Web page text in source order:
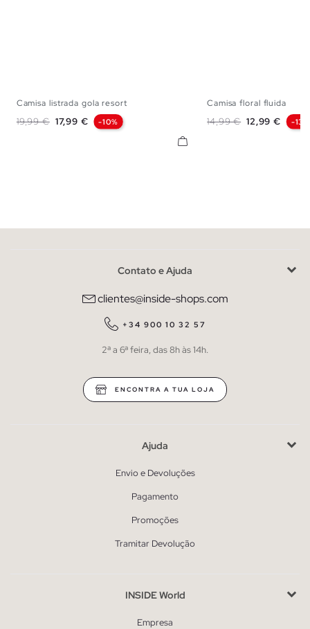
Camisa listrada gola resort
Preço normal
19,99 € Preço
17,99 € -10%
Camisa floral fluida
Preço normal
14,99 € Preço
12,99 € -
Contato e Ajuda
clientes@inside-shops.com
+34 900 10 32 57
2ª a 6ª feira, das 8h às 14h.
ENCONTRA A TUA LOJA
Ajuda
Envio e Devoluções
Pagamento
Promoções
Tramitar Devolução
INSIDE World
Empresa